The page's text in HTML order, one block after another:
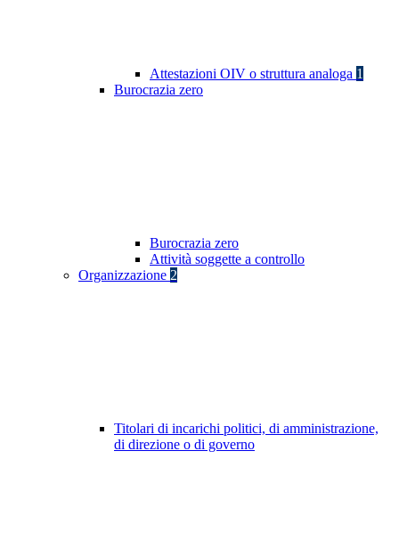
Attestazioni OIV o struttura analoga 1
Burocrazia zero
Burocrazia zero
Attività soggette a controllo
Organizzazione 2
Titolari di incarichi politici, di amministrazione,
di direzione o di governo